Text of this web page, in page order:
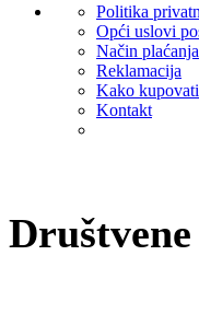
Politika
Opći uslovi
Način plaćanja
Reklamacija
Kako
Kontakt